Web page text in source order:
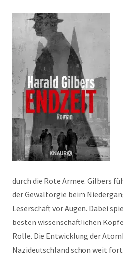
durch die Rote Armee. Gilbers
der Gewaltorgie beim
Leserschaft vor Augen. Dabei
besten wissenschaftlichen
Rolle. Die Entwicklung der
Nazideutschland schon weit